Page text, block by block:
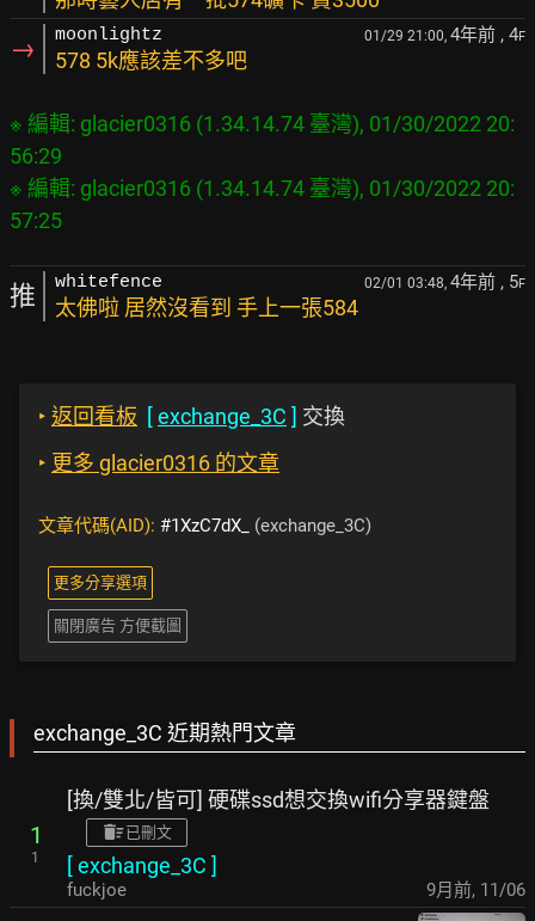
→ moonlightz 01/29 21:00, 4年前 , 4F
578 5k應該差不多吧
※ 編輯: glacier0316 (1.34.14.74 臺灣), 01/30/2022 20:
56:29
※ 編輯: glacier0316 (1.34.14.74 臺灣), 01/30/2022 20:
推 whitefence 02/01 03:48, 4年前 , 5F
太佛啦 居然沒看到 手上一張584
‣ 返回看板 [exchange_3C ] 交換
‣ 更多 glacier0316 的文章
文章代碼(AID): #1XzC7dX_ (exchange_3C)
更多分享選項
關閉廣告 方便截圖
exchange_3C 近期熱門文章
1
1
[換/雙北/皆可] 硬碟ssd想交換wifi分享器鍵盤
已刪文
[exchange_3C ]
fuckjoe 9月前, 11/06